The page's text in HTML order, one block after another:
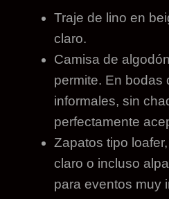
Traje de lino en
claro.
Camisa de
permite. En bodas
informales, sin
perfectamente
Zapatos tipo
claro o incluso
para eventos muy